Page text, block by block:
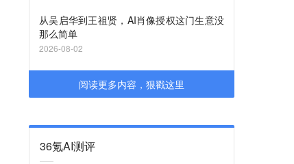
从吴启华到王祖贤，AI肖像授权这门生意没
那么简单
2026-08-02
阅读更多内容，狠戳这里
36氪AI测评